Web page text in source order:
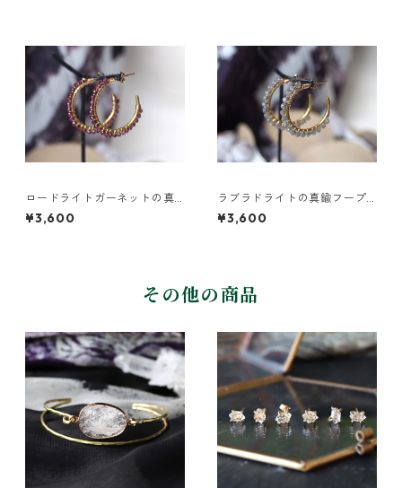
ロードライトガーネットの真
鍮フープピアス
¥3,600
ラブラドライトの真鍮フープ
ピアス
¥3,600
その他の商品